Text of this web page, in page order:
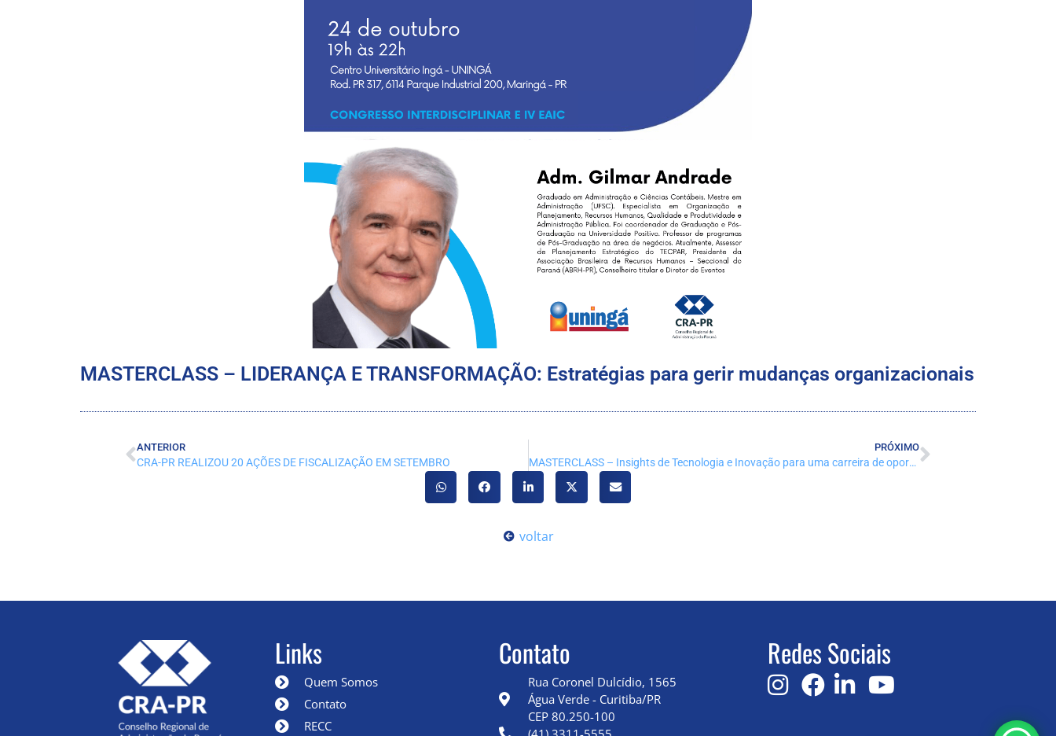
MASTERCLASS – LIDERANÇA E TRANSFORMAÇÃO: Estratégias para gerir mudanças organizacionais
ANTERIOR
CRA-PR REALIZOU 20 AÇÕES DE FISCALIZAÇÃO EM SETEMBRO
PRÓXIMO
MASTERCLASS – Insights de Tecnologia e Inovação para uma carreira de oportunidades
voltar
Links
Quem Somos
Contato
RECC
Contato
Rua Coronel Dulcídio, 1565
Água Verde - Curitiba/PR
CEP 80.250-100
Redes Sociais